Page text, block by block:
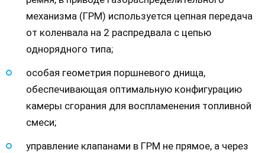
механизма (ГРМ) используется цепная передача
от коленвала на 2 распредвала с цепью
однорядного типа;
особая геометрия поршневого днища,
обеспечивающая оптимальную конфигурацию
камеры сгорания для воспламенения топливной
смеси;
управление клапанами в ГРМ не прямое, а через